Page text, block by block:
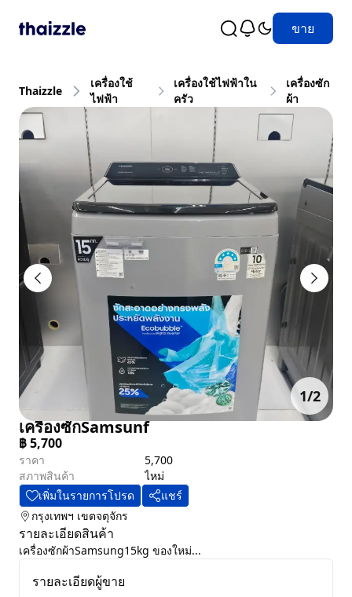
ขาย
Thaizzle
เครื่องใช้
ไฟฟ้า
เครื่องใช้ไฟฟ้าใน
ครัว
เครื่องซัก
ผ้า
1/2
เครื่องซักSamsunf
฿5,700
ราคา
5,700
สภาพสินค้า
ไหม่
เพิ่มในรายการโปรด
แชร์
กรุงเทพฯ เขตจตุจักร
รายละเอียดสินค้า
เครื่องซักผ้าSamsung15kg ของใหม่...
รายละเอียดผู้ขาย